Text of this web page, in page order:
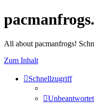
All about pacmanfrogs!
Zum Inhalt
Schnellzugriff